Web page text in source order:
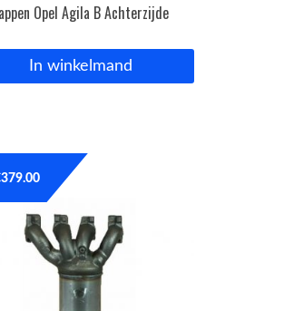
Opel Agila B Achterzijde
In winkelmand
379.00